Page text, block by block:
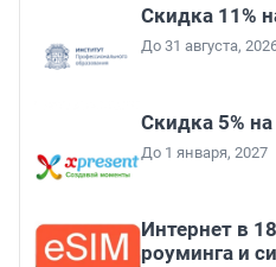
Скидка 11%
До 31 августа,
Скидка 5%
До 1 января, 2027
Интернет в
роуминга и